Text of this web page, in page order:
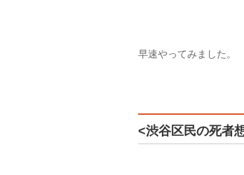
早速やってみました。
<渋谷区民の死者